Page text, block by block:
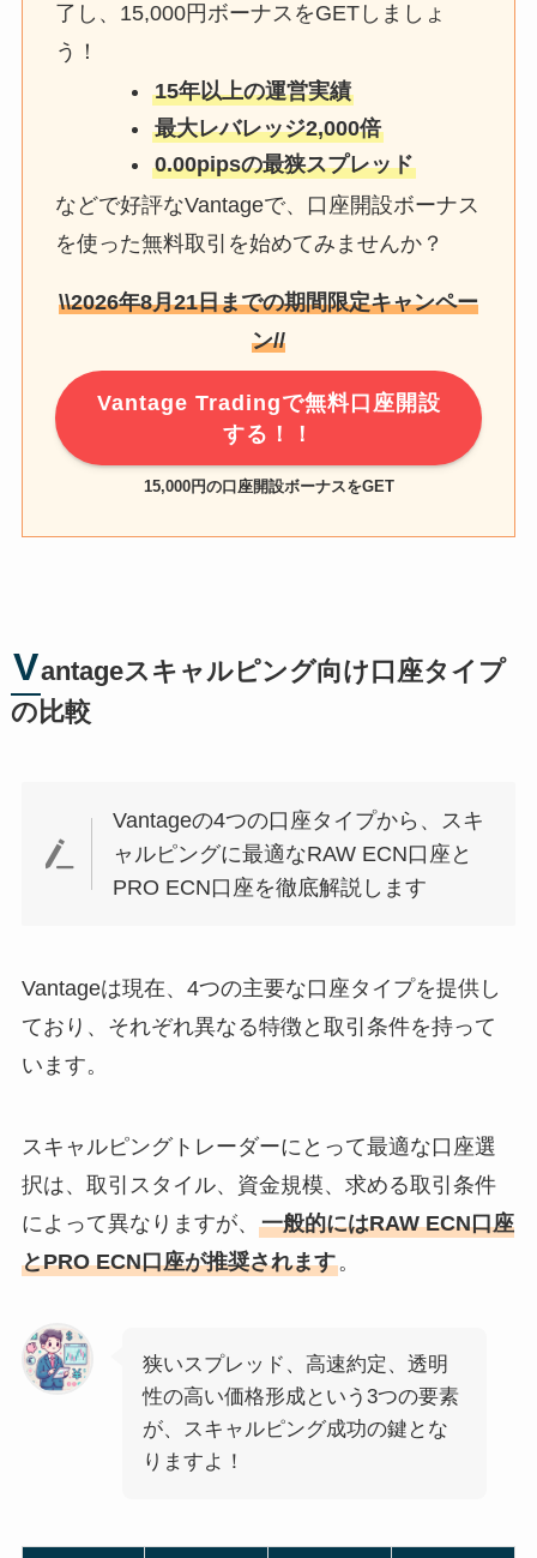
了し、15,000円ボーナスをGETしましょ
う！
15年以上の運営実績
最大レバレッジ2,000倍
0.00pipsの最狭スプレッド
などで好評なVantageで、口座開設ボーナス
を使った無料取引を始めてみませんか？
\\2026年8月21日までの期間限定キャンペー
ン//
Vantage Tradingで無料口座開設
する！！
15,000円の口座開設ボーナスをGET
Vantageスキャルピング向け口座タイプ
の比較
Vantageの4つの口座タイプから、スキ
ャルピングに最適なRAW ECN口座と
PRO ECN口座を徹底解説します
Vantageは現在、4つの主要な口座タイプを提供し
ており、それぞれ異なる特徴と取引条件を持って
います。
スキャルピングトレーダーにとって最適な口座選
択は、取引スタイル、資金規模、求める取引条件
によって異なりますが、 一般的にはRAW ECN口座
とPRO ECN口座が推奨されます。
狭いスプレッド、高速約定、透明
性の高い価格形成という3つの要素
が、スキャルピング成功の鍵とな
りますよ！